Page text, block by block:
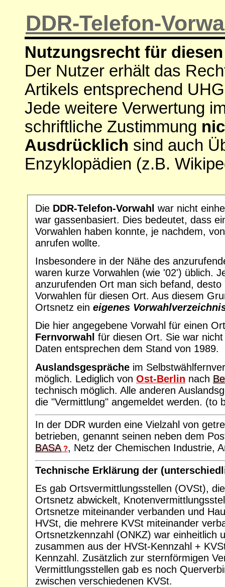
DDR-Telefon-
Nutzungsrecht für
Der Nutzer erhält das
Artikels entsprechend
Jede weitere Verwertung
schriftliche Zustimmung
Ausdrücklich sind auch
Enzyklopädien (z.B.
Die DDR-Telefon-Vorwahl war nicht
war gassenbasiert. Dies bedeutet, dass
Vorwahlen haben konnte, je nachdem,
anrufen wollte.
Insbesondere in der Nähe des
waren kurze Vorwahlen (wie '02') üblich.
anzurufenden Ort man sich befand, desto
Vorwahlen für diesen Ort. Aus diesem
Ortsnetz ein eigenes
Die hier angegebene Vorwahl für einen
Fernvorwahl für diesen Ort. Sie war
Daten entsprechen dem Stand von 1989.
Auslandsgespräche im
möglich. Lediglich von Ost-Berlin nach
technisch möglich. Alle anderen
die "Vermittlung" angemeldet werden. (to
In der DDR wurden eine Vielzahl von
betrieben, genannt seinen neben dem
BASA ?, Netz der Chemischen Industrie,
Technische Erklärung der
Es gab Ortsvermittlungsstellen (OVSt),
Ortsnetz abwickelt,
Ortsnetze miteinander verbanden und
HVSt, die mehrere KVSt miteinander
Ortsnetzkennzahl (ONKZ) war einheitlich
zusammen aus der HVSt-Kennzahl +
Kennzahl. Zusätzlich zur sternförmigen
Vermittlungsstellen gab es noch
zwischen verschiedenen KVSt.